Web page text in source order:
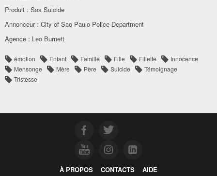
Produit : Sos Suicide
Annonceur : City of Sao Paulo Police Department
Agence : Leo Burnett
émotion Enfant Famille Fille Fillette
Innocence
Mensonge
Mère Père Suicide
Témoignage
Tristesse
À PROPOS CONTACTS AIDE